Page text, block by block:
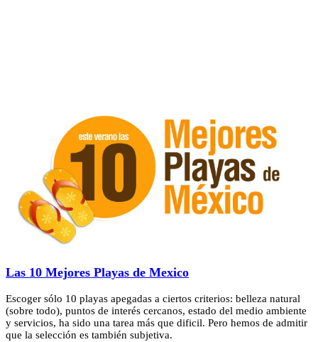
Las 10 Mejores Playas de Mexico
Escoger sólo 10 playas apegadas a ciertos criterios: belleza natural
(sobre todo), puntos de interés cercanos, estado del medio ambiente
y servicios, ha sido una tarea más que dificil. Pero hemos de admitir
que la selección es también subjetiva.